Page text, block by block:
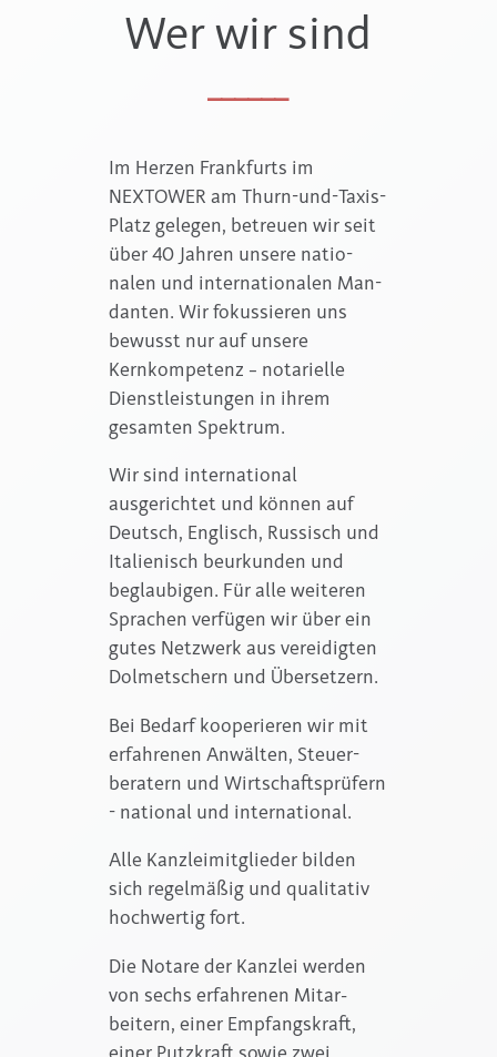
Wer wir sind
Im Herzen Frankfurts im
NEXTOWER am Thurn-und-Taxis-
Platz gelegen, betreuen wir seit
über 40 Jahren unsere natio­
nalen und inter­­nationalen Man­
dan­ten. Wir fokussieren uns
bewusst nur auf unsere
Kernkompetenz – notarielle
Dienstleistungen in ihrem
gesamten Spektrum.
Wir sind international
ausgerichtet und können auf
Deutsch, Englisch, Rus­sisch und
Italie­nisch beurkunden und
beglau­bigen. Für alle weiteren
Sprachen verfügen wir über ein
gutes Netz­werk aus vereidigten
Dol­metschern und Über­setzern.
Bei Bedarf kooperieren wir mit
erfah­renen Anwälten, Steuer­
beratern und Wirt­schafts­prüfern
- national und inter­national.
Alle Kanzleimitglieder bilden
sich re­gel­mäßig und qualitativ
hoch­wertig fort.
Die Notare der Kanzlei werden
von sechs erfah­renen Mitar­
beitern, einer Empfangskraft,